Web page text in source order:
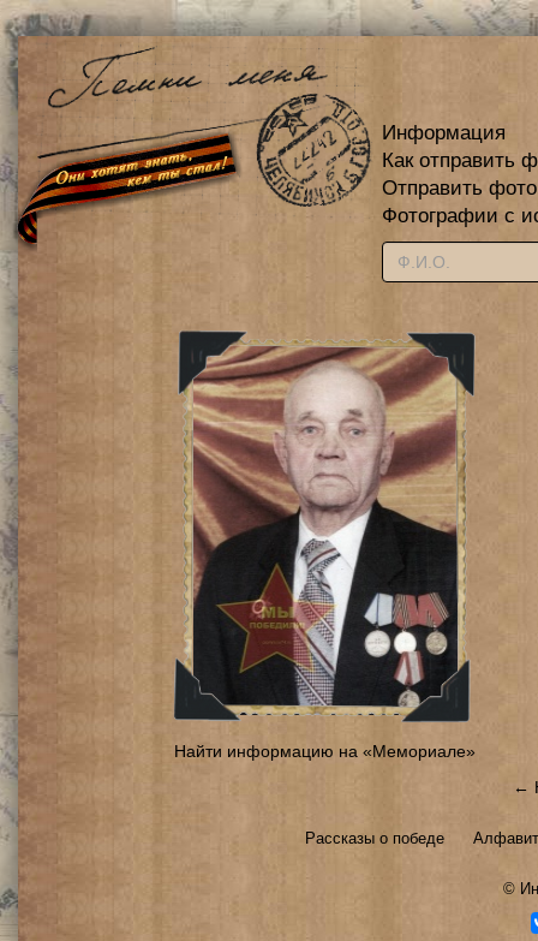
Информация
Как отправить
Отправить
Фотографии с
Найти информацию на «Мемориале»
←
Рассказы о победе
©